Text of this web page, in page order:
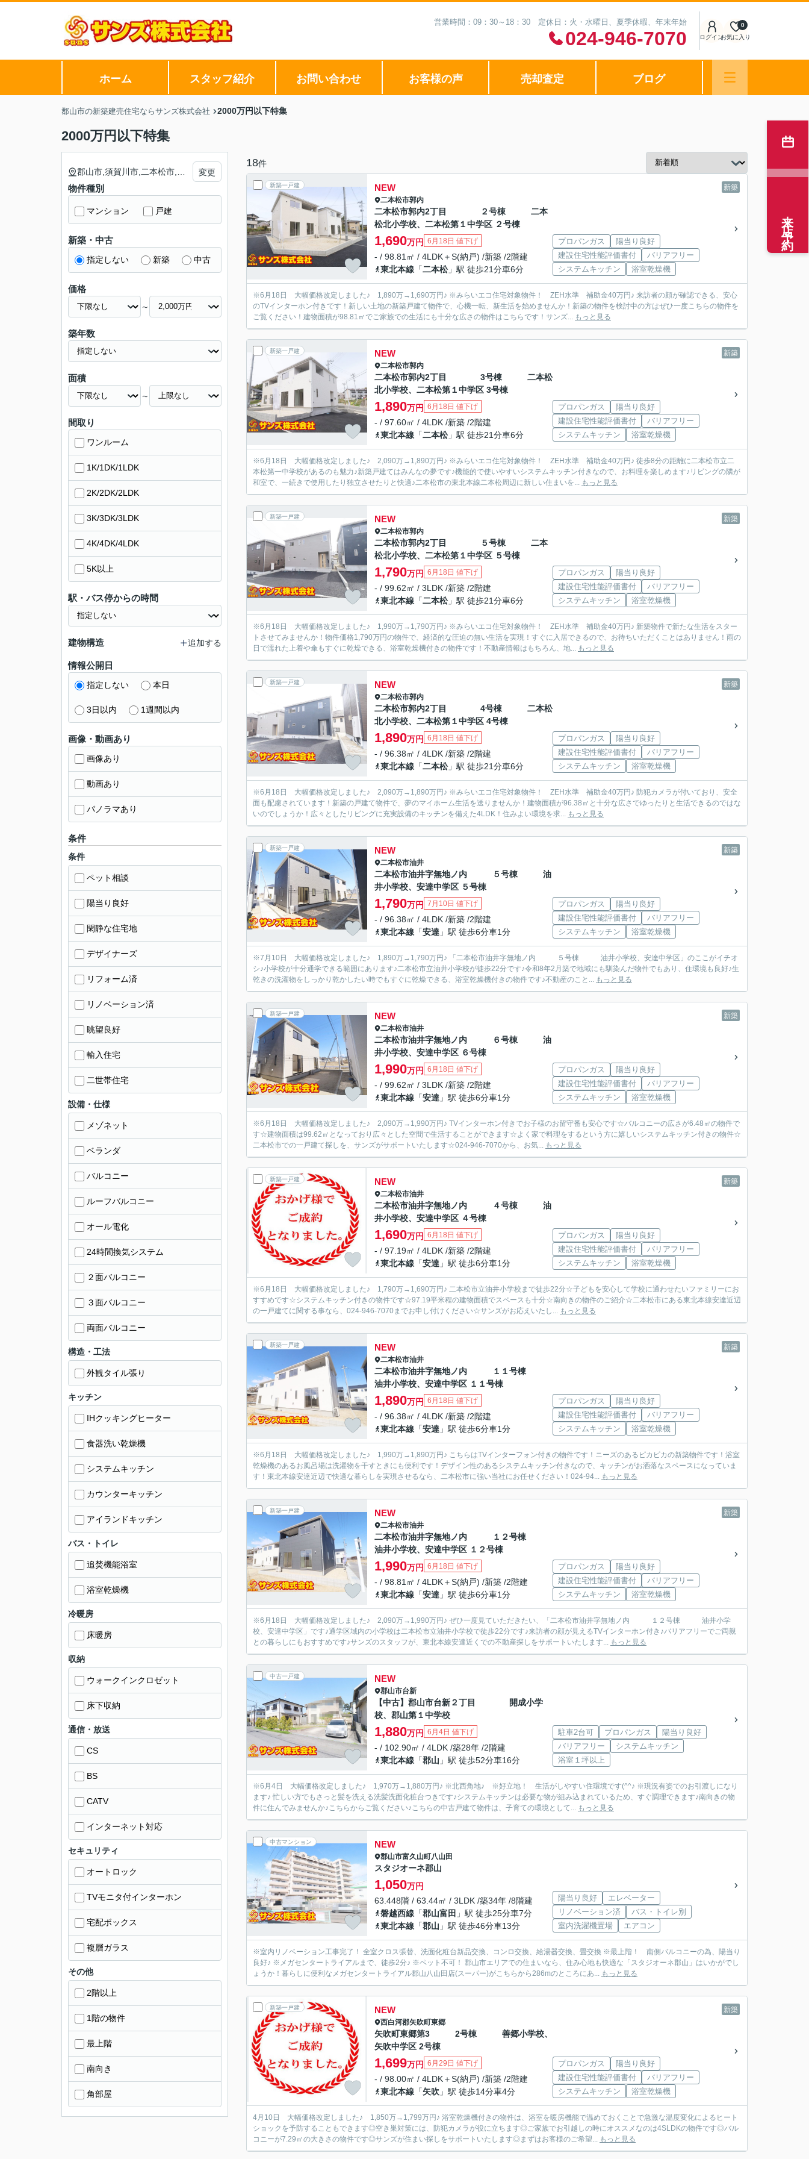
営業時間：09：30～18：30 定休日：火・水曜日、夏季休暇、年末年始
024-946-7070 ログインお気に入り
0
ホーム スタッフ紹介 お問い合わせ お客様の声 売却査定 ブログ
郡山市の新築建売住宅ならサンズ株式会社 2000万円以下特集
2000万円以下特集
18件
新築一戸建 新築
NEW
二本松市郭内
二本松市郭内2丁目 ２号棟 二本
松北小学校、二本松第１中学区 ２号棟
1,690万円 6月18日 値下げ
- / 98.81㎡ / 4LDK＋S(納戸) /新築 /2階建
東北本線 「二本松」駅 徒歩21分車6分
プロパンガス
陽当り良好
建設住宅性能評価書付
バリアフリー
システムキッチン
浴室乾燥機
※6月18日 大幅価格改定しました♪ 1,890万→1,690万円♪ ※みらいエコ住宅対象物件！ ZEH水準 補助金40万円♪ 来訪者の顔が確認できる、安心
のTVインターホン付きです！新しい土地の新築戸建て物件で、心機一転、新生活を始めませんか！新築の物件を検討中の方はぜひ一度こちらの物件を
ご覧ください！建物面積が98.81㎡でご家族での生活にも十分な広さの物件はこちらです！サンズ... もっと見る
新築一戸建 新築
NEW
二本松市郭内
二本松市郭内2丁目 3号棟 二本松
北小学校、二本松第１中学区 3号棟
1,890万円 6月18日 値下げ
- / 97.60㎡ / 4LDK /新築 /2階建
東北本線 「二本松」駅 徒歩21分車6分
プロパンガス
陽当り良好
建設住宅性能評価書付
バリアフリー
システムキッチン
浴室乾燥機
※6月18日 大幅価格改定しました♪ 2,090万→1,890万円♪ ※みらいエコ住宅対象物件！ ZEH水準 補助金40万円♪ 徒歩8分の距離に二本松市立二
本松第一中学校があるのも魅力♪新築戸建てはみんなの夢です♪機能的で使いやすいシステムキッチン付きなので、お料理を楽しめます♪リビングの隣が
和室で、一続きで使用したり独立させたりと快適♪二本松市の東北本線二本松周辺に新しい住まいを... もっと見る
新築一戸建 新築
NEW
二本松市郭内
二本松市郭内2丁目 ５号棟 二本
松北小学校、二本松第１中学区 ５号棟
1,790万円 6月18日 値下げ
- / 99.62㎡ / 3LDK /新築 /2階建
東北本線 「二本松」駅 徒歩21分車6分
プロパンガス
陽当り良好
建設住宅性能評価書付
バリアフリー
システムキッチン
浴室乾燥機
※6月18日 大幅価格改定しました♪ 1,990万→1,790万円♪ ※みらいエコ住宅対象物件！ ZEH水準 補助金40万円♪ 新築物件で新たな生活をスター
トさせてみませんか！物件価格1,790万円の物件で、経済的な圧迫の無い生活を実現！すぐに入居できるので、お待ちいただくことはありません！雨の
日で濡れた上着や傘もすぐに乾燥できる、浴室乾燥機付きの物件です！不動産情報はもちろん、地... もっと見る
新築一戸建 新築
NEW
二本松市郭内
二本松市郭内2丁目 4号棟 二本松
北小学校、二本松第１中学区 4号棟
1,890万円 6月18日 値下げ
- / 96.38㎡ / 4LDK /新築 /2階建
東北本線 「二本松」駅 徒歩21分車6分
プロパンガス
陽当り良好
建設住宅性能評価書付
バリアフリー
システムキッチン
浴室乾燥機
※6月18日 大幅価格改定しました♪ 2,090万→1,890万円♪ ※みらいエコ住宅対象物件！ ZEH水準 補助金40万円♪ 防犯カメラが付いており、安全
面も配慮されています！新築の戸建て物件で、夢のマイホーム生活を送りませんか！建物面積が96.38㎡と十分な広さでゆったりと生活できるのではな
いのでしょうか！広々としたリビングに充実設備のキッチンを備えた4LDK！住みよい環境を求... もっと見る
新築一戸建 新築
NEW
二本松市油井
二本松市油井字無地ノ内 ５号棟 油
井小学校、安達中学区 ５号棟
1,790万円 7月10日 値下げ
- / 96.38㎡ / 4LDK /新築 /2階建
東北本線 「安達 」駅 徒歩6分車1分
プロパンガス
陽当り良好
建設住宅性能評価書付
バリアフリー
システムキッチン
浴室乾燥機
※7月10日 大幅価格改定しました♪ 1,890万→1,790万円♪ 「二本松市油井字無地ノ内 ５号棟 油井小学校、安達中学区」のここがイチオ
シ♪小学校が十分通学できる範囲にあります♪二本松市立油井小学校が徒歩22分です♪令和8年2月築で地域にも馴染んだ物件でもあり、住環境も良好♪生
乾きの洗濯物をしっかり乾かしたい時でもすぐに乾燥できる、浴室乾燥機付きの物件です♪不動産のこと... もっと見る
新築一戸建 新築
NEW
二本松市油井
二本松市油井字無地ノ内 ６号棟 油
井小学校、安達中学区 ６号棟
1,990万円 6月18日 値下げ
- / 99.62㎡ / 3LDK /新築 /2階建
東北本線 「安達 」駅 徒歩6分車1分
プロパンガス
陽当り良好
建設住宅性能評価書付
バリアフリー
システムキッチン
浴室乾燥機
※6月18日 大幅価格改定しました♪ 2,090万→1,990万円♪ TVインターホン付きでお子様のお留守番も安心です☆バルコニーの広さが6.48㎡の物件で
す☆建物面積は99.62㎡となっており広々とした空間で生活することができます☆よく家で料理をするという方に嬉しいシステムキッチン付きの物件☆
二本松市での一戸建て探しを、サンズがサポートいたします☆024-946-7070から、お気... もっと見る
新築一戸建 新築
NEW
二本松市油井
二本松市油井字無地ノ内 ４号棟 油
井小学校、安達中学区 ４号棟
1,690万円 6月18日 値下げ
- / 97.19㎡ / 4LDK /新築 /2階建
東北本線 「安達 」駅 徒歩6分車1分
プロパンガス
陽当り良好
建設住宅性能評価書付
バリアフリー
システムキッチン
浴室乾燥機
※6月18日 大幅価格改定しました♪ 1,790万→1,690万円♪ 二本松市立油井小学校まで徒歩22分☆子どもを安心して学校に通わせたいファミリーにお
すすめです☆システムキッチン付きの物件です☆97.19平米程の建物面積でスペースも十分☆南向きの物件のご紹介☆二本松市にある東北本線安達近辺
の一戸建てに関する事なら、024-946-7070までお申し付けください☆サンズがお応えいたし... もっと見る
新築一戸建 新築
NEW
二本松市油井
二本松市油井字無地ノ内 １１号棟
油井小学校、安達中学区 １１号棟
1,890万円 6月18日 値下げ
- / 96.38㎡ / 4LDK /新築 /2階建
東北本線 「安達 」駅 徒歩6分車1分
プロパンガス
陽当り良好
建設住宅性能評価書付
バリアフリー
システムキッチン
浴室乾燥機
※6月18日 大幅価格改定しました♪ 1,990万→1,890万円♪ こちらはTVインターフォン付きの物件です！ニーズのあるピカピカの新築物件です！浴室
乾燥機のあるお風呂場は洗濯物を干すときにも便利です！デザイン性のあるシステムキッチン付きなので、キッチンがお洒落なスペースになっていま
す！東北本線安達近辺で快適な暮らしを実現させるなら、二本松市に強い当社にお任せください！024-94... もっと見る
新築一戸建 新築
NEW
二本松市油井
二本松市油井字無地ノ内 １２号棟
油井小学校、安達中学区 １２号棟
1,990万円 6月18日 値下げ
- / 98.81㎡ / 4LDK＋S(納戸) /新築 /2階建
東北本線 「安達 」駅 徒歩6分車1分
プロパンガス
陽当り良好
建設住宅性能評価書付
バリアフリー
システムキッチン
浴室乾燥機
※6月18日 大幅価格改定しました♪ 2,090万→1,990万円♪ ぜひ一度見ていただきたい、「二本松市油井字無地ノ内 １２号棟 油井小学
校、安達中学区」です♪通学区域内の小学校は二本松市立油井小学校で徒歩22分です♪来訪者の顔が見えるTVインターホン付き♪バリアフリーでご両親
との暮らしにもおすすめです♪サンズのスタッフが、東北本線安達近くでの不動産探しをサポートいたします... もっと見る
中古一戸建 NEW
郡山市台新
【中古】郡山市台新２丁目 開成小学
校、郡山第１中学校
1,880万円 6月4日 値下げ
- / 102.90㎡ / 4LDK /築28年 /2階建
東北本線 「郡山 」駅 徒歩52分車16分
駐車2台可 プロパンガス
陽当り良好
バリアフリー
システムキッチン
浴室１坪以上
※6月4日 大幅価格改定しました♪ 1,970万→1,880万円♪ ※北西角地♪ ※好立地！ 生活がしやすい住環境です(^^♪ ※現況有姿でのお引渡しになり
ます♪ 忙しい方でもさっと髪を洗える洗髪洗面化粧台つきです♪システムキッチンは必要な物が組み込まれているため、すぐ調理できます♪南向きの物
件に住んでみませんか♪こちらからご覧ください♪こちらの中古戸建て物件は、子育ての環境として... もっと見る
中古マンション NEW
郡山市富久山町八山田
スタジオーネ郡山
1,050万円
63.448階 / 63.44㎡ / 3LDK /築34年 /8階建
磐越西線 「郡山富田 」駅 徒歩25分車7分
東北本線 「郡山 」駅 徒歩46分車13分
陽当り良好
エレベーター
リノベーション済
バス・トイレ別
室内洗濯機置場
エアコン
※室内リノベーション工事完了！ 全室クロス張替、洗面化粧台新品交換、コンロ交換、給湯器交換、畳交換 ※最上階！ 南側バルコニーの為、陽当り
良好♪ ※メガセンタートライアルまで、徒歩2分♪ ※ペット不可！ 郡山市エリアでの住まいなら、住み心地も快適な「スタジオーネ郡山」はいかがでし
ょうか！暮らしに便利なメガセンタートライアル郡山八山田店(スーパー)がこちらから286mのところにあ... もっと見る
新築一戸建 新築
NEW
西白河郡矢吹町東郷
矢吹町東郷第3 2号棟 善郷小学校、
矢吹中学区 2号棟
1,699万円 6月29日 値下げ
- / 98.00㎡ / 4LDK＋S(納戸) /新築 /2階建
東北本線 「矢吹 」駅 徒歩14分車4分
プロパンガス
陽当り良好
建設住宅性能評価書付
バリアフリー
システムキッチン
浴室乾燥機
4月10日 大幅価格改定しました♪ 1,850万→1,799万円♪ 浴室乾燥機付きの物件は、浴室を暖房機能で温めておくことで急激な温度変化によるヒート
ショックを予防することもできます◎空き巣対策には、防犯カメラが役に立ちます◎ご家族でお引越しの時にオススメなのは4SLDKの物件です◎バル
コニーが7.29㎡の大きさの物件です◎サンズが住まい探しをサポートいたします◎まずはお客様のご希望... もっと見る
変更
物件種別
マンション 戸建
新築・中古
指定しない 新築 中古
価格
～
築年数
面積
～
間取り
ワンルーム
1K/1DK/1LDK
2K/2DK/2LDK
3K/3DK/3LDK
4K/4DK/4LDK
5K以上
駅・バス停からの時間
建物構造 追加する
情報公開日
指定しない 本日
3日以内 1週間以内
画像・動画あり
画像あり
動画あり
パノラマあり
条件
条件
ペット相談
陽当り良好
閑静な住宅地
デザイナーズ
リフォーム済
リノベーション済
眺望良好
輸入住宅
二世帯住宅
設備・仕様
メゾネット
ベランダ
バルコニー
ルーフバルコニー
オール電化
24時間換気システム
２面バルコニー
３面バルコニー
両面バルコニー
構造・工法
外観タイル張り
キッチン
IHクッキングヒーター
食器洗い乾燥機
システムキッチン
カウンターキッチン
アイランドキッチン
バス・トイレ
追焚機能浴室
浴室乾燥機
冷暖房
床暖房
収納
ウォークインクロゼット
床下収納
通信・放送
CS
BS
CATV
インターネット対応
セキュリティ
オートロック
TVモニタ付インターホン
宅配ボックス
複層ガラス
その他
2階以上
1階の物件
最上階
南向き
角部屋
来店予約